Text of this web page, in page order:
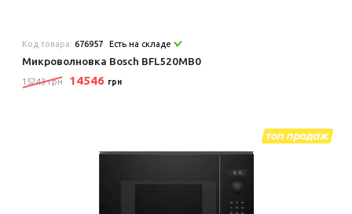
Код товара:676957 Есть на складе
Микроволновка Bosch BFL520MB0
15243 грн 14546 грн